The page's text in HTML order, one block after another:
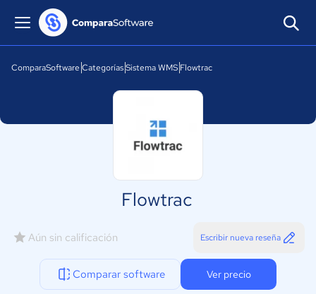
ComparaSoftware CategoríasSistema WMS Flowtrac
Flowtrac
Aún sin calificación Escribir nueva reseña
Comparar software Ver precio